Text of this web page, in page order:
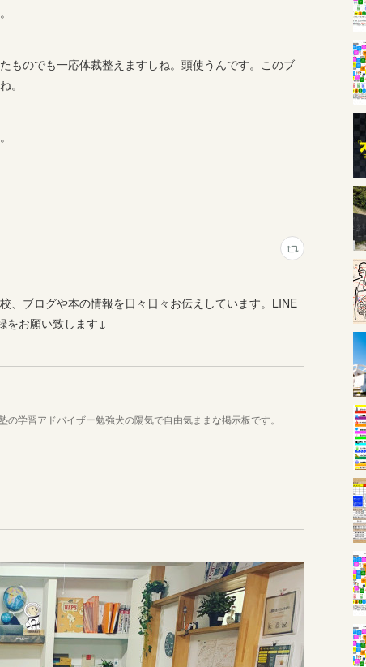
ものでも一応体裁整えますしね。頭使うんです。このブ
。
、ブログや本の情報を日々日々お伝えしています。LINE
をお願い致します↓
の学習アドバイザー勉強犬の陽気で自由気ままな掲示板です。